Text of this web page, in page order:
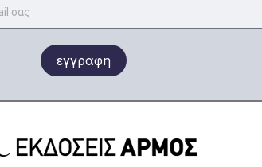
εγγραφη